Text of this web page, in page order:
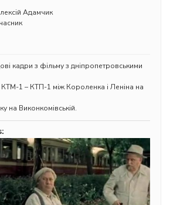
Адамчик
кадри з фільму з дніпропетровськими
1 – КТП-1 між Короленка і Леніна на
на Виконкомівській.